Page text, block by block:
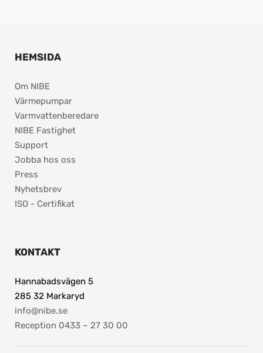
HEMSIDA
Om NIBE
Värmepumpar
Varmvattenberedare
NIBE Fastighet
Support
Jobba hos oss
Press
Nyhetsbrev
ISO - Certifikat
KONTAKT
Hannabadsvägen 5
285 32 Markaryd
info@nibe.se
Reception 0433 – 27 30 00